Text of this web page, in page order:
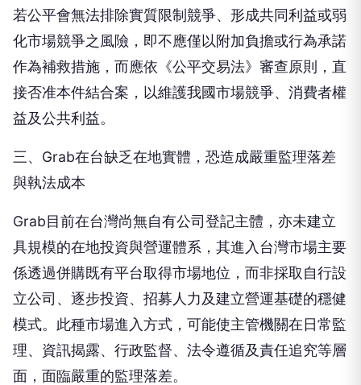
若公平會無法排除實質限制競爭、形成共同利益或弱
化市場競爭之風險，即不應僅以附加負擔或行為承諾
作為補救措施，而應依《公平交易法》審查原則，直
接否准本件結合案，以維護我國市場競爭、消費者權
益及公共利益。
三、Grab在台缺乏在地實體，恐造成嚴重監理落差
與執法成本
Grab目前在台灣尚無自有公司登記主體，亦未建立
具規模的在地投資與營運體系，其進入台灣市場主要
係透過併購既有平台取得市場地位，而非採取自行設
立公司、逐步投資、招募人力及建立營運基礎的穩健
模式。此種市場進入方式，可能使主管機關在日常監
理、資訊揭露、行政監督、法令遵循及責任追究等層
面，面臨嚴重的監理落差。